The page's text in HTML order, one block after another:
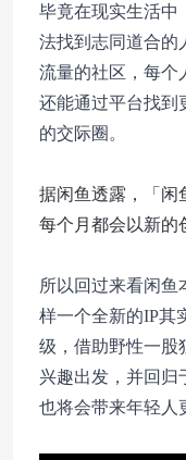
毕竟在现实生活中
法找到志同道合的
流量的社区，每个
还能通过平台找到
的交际圈。
据闲鱼透露，「闲
每个月都会以新的
所以回过来看闲鱼
样一个全新的IP其
级，借助野性一股
兴趣出发，并回归
也将会带来年轻人